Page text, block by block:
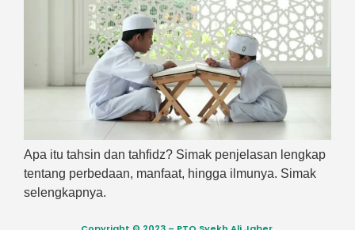
Apa itu tahsin dan tahfidz? Simak penjelasan lengkap
tentang perbedaan, manfaat, hingga ilmunya. Simak
selengkapnya.